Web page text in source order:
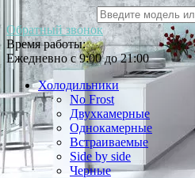
Обратный звонок
Время работы:
Ежедневно с 9:00 до 21:00
Холодильники
No Frost
Двухкамерные
Однокамерные
Встраиваемые
Side by side
Черные